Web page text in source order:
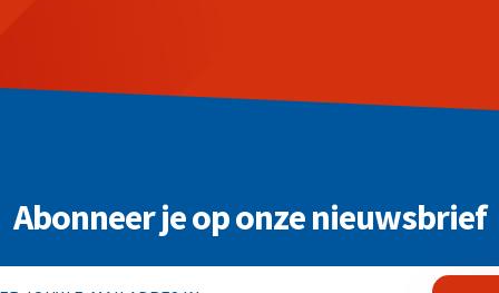
Abonneer je op onze nieuwsbrief